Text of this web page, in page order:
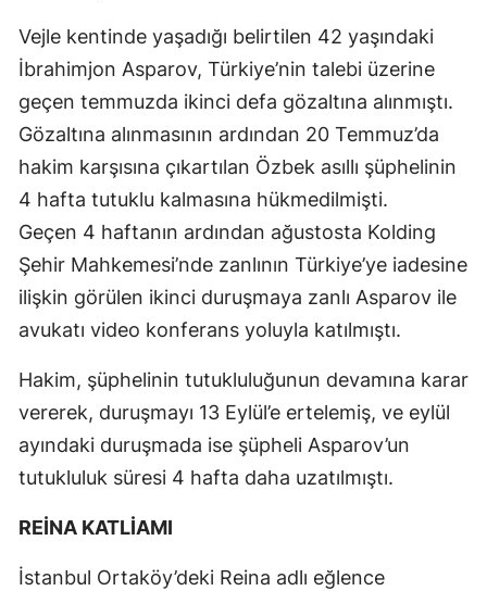
Vejle kentinde yaşadığı belirtilen 42 yaşındaki
İbrahimjon Asparov, Türkiye’nin talebi üzerine
geçen temmuzda ikinci defa gözaltına alınmıştı.
Gözaltına alınmasının ardından 20 Temmuz’da
hakim karşısına çıkartılan Özbek asıllı şüphelinin
4 hafta tutuklu kalmasına hükmedilmişti.
Geçen 4 haftanın ardından ağustosta Kolding
Şehir Mahkemesi’nde zanlının Türkiye’ye iadesine
ilişkin görülen ikinci duruşmaya zanlı Asparov ile
avukatı video konferans yoluyla katılmıştı.
Hakim, şüphelinin tutukluluğunun devamına karar
vererek, duruşmayı 13 Eylül’e ertelemiş, ve eylül
ayındaki duruşmada ise şüpheli Asparov’un
tutukluluk süresi 4 hafta daha uzatılmıştı.
REİNA KATLİAMI
İstanbul Ortaköy’deki Reina adlı eğlence